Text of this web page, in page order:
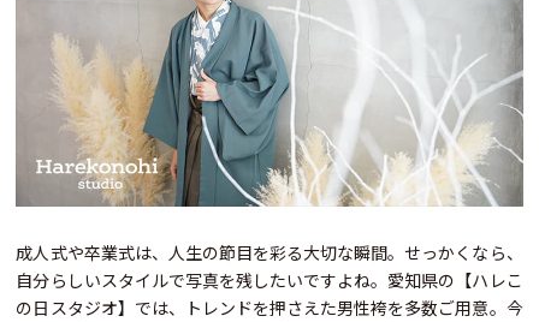
成人式や卒業式は、人生の節目を彩る大切な瞬間。せっかくなら、
自分らしいスタイルで写真を残したいですよね。愛知県の【ハレこ
の日スタジオ】では、トレンドを押さえた男性袴を多数ご用意。今